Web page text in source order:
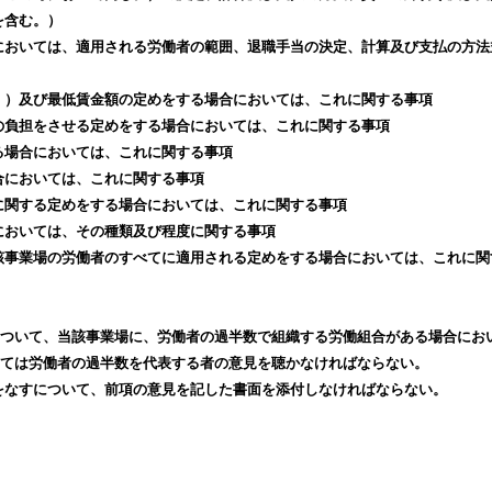
む。）
ては、適用される労働者の範囲、退職手当の決定、計算及び支払の方
及び最低賃金額の定めをする場合においては、これに関する事項
担をさせる定めをする場合においては、これに関する事項
合においては、これに関する事項
おいては、これに関する事項
する定めをする場合においては、これに関する事項
いては、その種類及び程度に関する事項
場の労働者のすべてに適用される定めをする場合においては、これに
いて、当該事業場に、労働者の過半数で組織する労働組合がある場合に
は労働者の過半数を代表する者の意見を聴かなければならない。
すについて、前項の意見を記した書面を添付しなければならない。